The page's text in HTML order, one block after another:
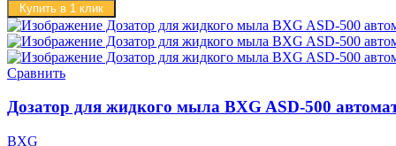
Купить в 1 клик
Сравнить
Дозатор для жидкого мыла BXG ASD-500
BXG